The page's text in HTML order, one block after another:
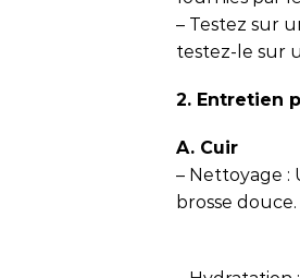
– Testez sur
testez-le sur
2. Entretien
A. Cuir
– Nettoyage
brosse